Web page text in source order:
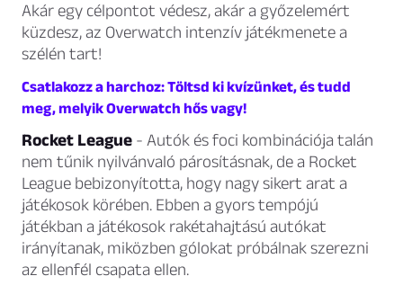
Akár egy célpontot védesz, akár a győzelemért
küzdesz, az Overwatch intenzív játékmenete a
szélén tart!
Csatlakozz a harchoz: Töltsd ki kvízünket, és tudd
meg, melyik Overwatch hős vagy!
Rocket League - Autók és foci kombinációja talán
nem tűnik nyilvánvaló párosításnak, de a Rocket
League bebizonyította, hogy nagy sikert arat a
játékosok körében. Ebben a gyors tempójú
játékban a játékosok rakétahajtású autókat
irányítanak, miközben gólokat próbálnak szerezni
az ellenfél csapata ellen.